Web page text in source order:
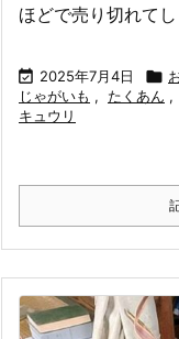
ほどで売り切れて
 2025年7月4日 
じゃがいも , たくあん ,
キュウリ